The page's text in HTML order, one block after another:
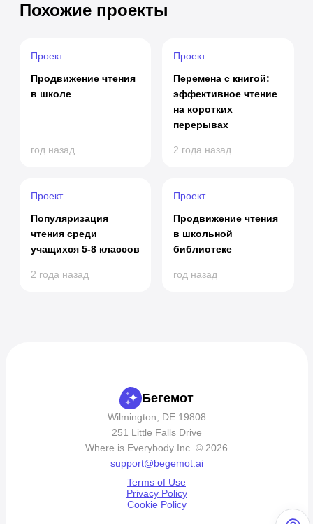
Похожие проекты
Проект
Продвижение чтения
в школе
год назад
Проект
Перемена с книгой:
эффективное чтение
на коротких
перерывах
2 года назад
Проект
Популяризация
чтения среди
учащихся 5-8 классов
2 года назад
Проект
Продвижение чтения
в школьной
библиотеке
год назад
Бегемот
Wilmington, DE 19808
251 Little Falls Drive
Where is Everybody Inc. © 2026
support@begemot.ai
Terms of Use
Privacy Policy
Cookie Policy